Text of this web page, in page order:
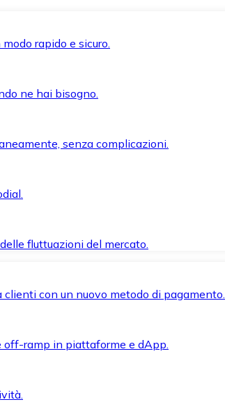
rapido e sicuro.
ne hai bisogno.
senza complicazioni.
fluttuazioni del mercato.
con un nuovo metodo di pagamento.
off-ramp in piattaforme e dApp.